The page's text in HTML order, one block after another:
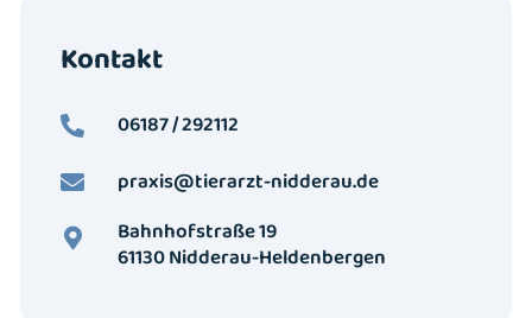
Kontakt
06187 / 292112
praxis@tierarzt-nidderau.de
Bahnhofstraße 19
61130 Nidderau-Heldenbergen